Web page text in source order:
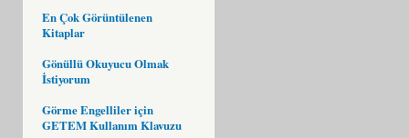
En Çok Görüntülenen
Kitaplar
Gönüllü Okuyucu Olmak
İstiyorum
Görme Engelliler için
GETEM Kullanım Klavuzu